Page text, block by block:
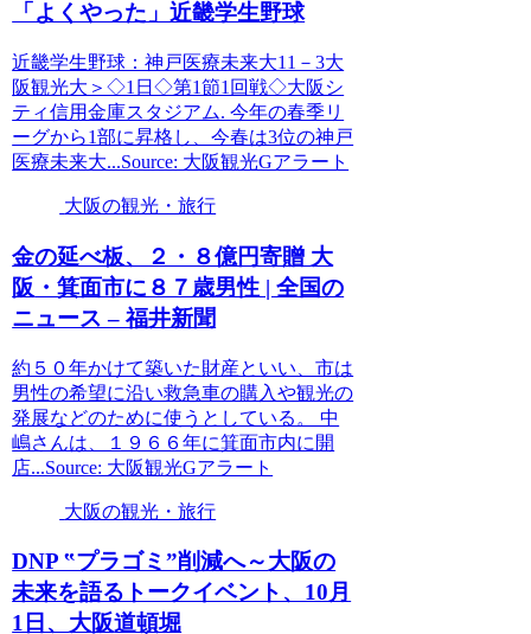
「よくやった」近畿学生野球
近畿学生野球：神戸医療未来大11－3大
阪観光大＞◇1日◇第1節1回戦◇大阪シ
ティ信用金庫スタジアム. 今年の春季リ
ーグから1部に昇格し、今春は3位の神戸
医療未来大...Source: 大阪観光Gアラート
大阪の観光・旅行
金の延べ板、２・８億円寄贈 大
阪 ・箕面市に８７歳男性 | 全国の
ニュース – 福井新聞
約５０年かけて築いた財産といい、市は
男性の希望に沿い救急車の購入や観光の
発展などのために使うとしている。 中
嶋さんは、１９６６年に箕面市内に開
店...Source: 大阪観光Gアラート
大阪の観光・旅行
DNP ‟プラゴミ”削減へ～大阪の
未来を語るトークイベント、10月
1日、 大阪道頓堀